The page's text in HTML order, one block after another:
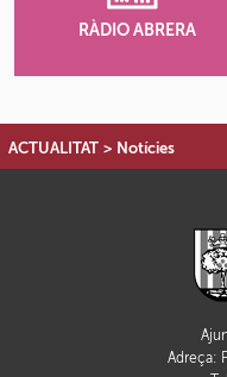
RÀDIO ABRERA
ACTUALITAT > Notícies
Adreça: